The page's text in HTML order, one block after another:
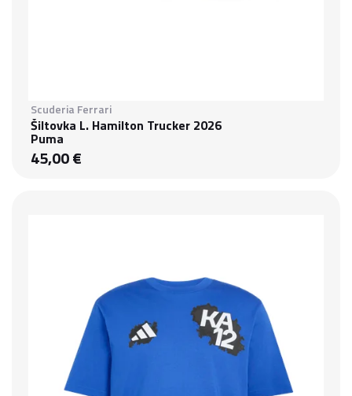
Scuderia Ferrari
Šiltovka L. Hamilton Trucker 2026
Puma
45,00 €